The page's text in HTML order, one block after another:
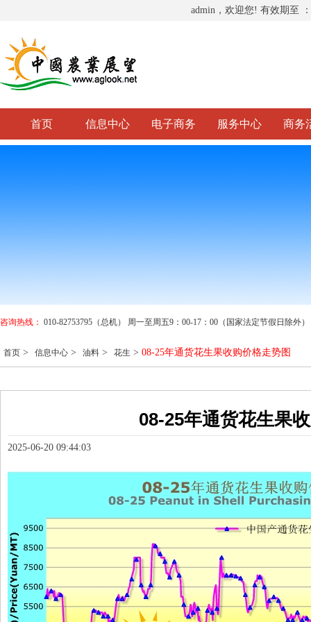
admin，欢迎您! 有效期至 ：
首页 信息中心 电子商务 服务中心 商务
咨询热线： 010-82753795（总机） 周一至周五9：00-17：00（国家法定节假日除外）
首页 > 信息中心 > 油料 > 花生 > 08-25年通货花生果收购价格走势图
08-25年通货花生果
2025-06-20 09:44:03